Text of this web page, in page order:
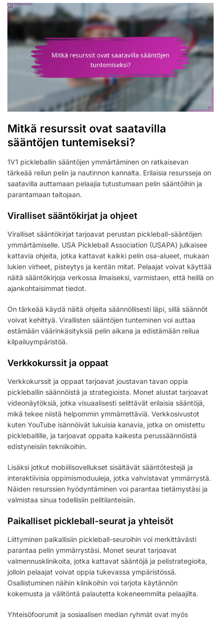
Mitkä resurssit ovat saatavilla
sääntöjen tuntemiseksi?
1V1 pickleballin sääntöjen ymmärtäminen on ratkaisevan
tärkeää reilun pelin ja nautinnon kannalta. Erilaisia resursseja on
saatavilla auttamaan pelaajia tutustumaan pelin sääntöihin ja
parantamaan taitojaan.
Viralliset sääntökirjat ja ohjeet
Viralliset sääntökirjat tarjoavat perustan pickleball-sääntöjen
ymmärtämiselle. USA Pickleball Association (USAPA) julkaisee
kattavia ohjeita, jotka kattavat kaikki pelin osa-alueet, mukaan
lukien virheet, pisteytys ja kentän mitat. Pelaajat voivat käyttää
näitä sääntökirjoja verkossa ilmaiseksi, varmistaen, että heillä on
ajankohtaisimmat tiedot.
On tärkeää käydä näitä ohjeita säännöllisesti läpi, sillä säännöt
voivat kehittyä. Virallisten sääntöjen tunteminen voi auttaa
estämään väärinkäsityksiä pelin aikana ja edistämään reilua
kilpailuympäristöä.
Verkkokurssit ja oppaat
Verkkokurssit ja oppaat tarjoavat joustavan tavan oppia
pickleballin säännöistä ja strategioista. Monet alustat tarjoavat
videonäytöksiä, jotka visuaalisesti selittävät erilaisia sääntöjä,
mikä tekee niistä helpommin ymmärrettäviä. Verkkosivustot
kuten YouTube isännöivät lukuisia kanavia, jotka on omistettu
pickleballille, ja tarjoavat oppaita kaikesta perussäännöistä
edistyneisiin tekniikoihin.
Lisäksi jotkut mobiilisovellukset sisältävät sääntötestejä ja
interaktiivisia oppimismoduuleja, jotka vahvistavat ymmärrystä.
Näiden resurssien hyödyntäminen voi parantaa tietämystäsi ja
valmistaa sinua todellisiin pelitilanteisiin.
Paikalliset pickleball-seurat ja yhteisöt
Liittyminen paikallisiin pickleball-seuroihin voi merkittävästi
parantaa pelin ymmärrystäsi. Monet seurat tarjoavat
valmennusklinikoita, jotka kattavat sääntöjä ja pelistrategioita,
jolloin pelaajat voivat oppia tukevassa ympäristössä.
Osallistuminen näihin klinikoihin voi tarjota käytännön
kokemusta ja välitöntä palautetta kokeneemmilta pelaajilta.
Yhteisöfoorumit ja sosiaalisen median ryhmät ovat myös